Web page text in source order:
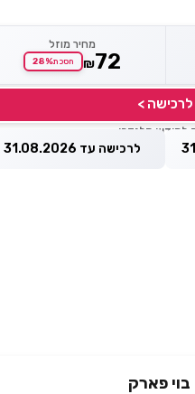
מחיר מוזל
₪72 חסכת28%
לרכישה >
לרכישה עד 31.08.2026
בוי פארק